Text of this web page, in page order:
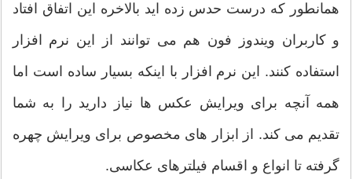
همانطور که درست حدس زده اید بالاخره این اتفاق افتاد
و کاربران ویندوز فون هم می توانند از این نرم افزار
استفاده کنند. این نرم افزار با اینکه بسیار ساده است اما
همه آنچه برای ویرایش عکس ها نیاز دارید را به شما
تقدیم می کند. از ابزار های مخصوص برای ویرایش چهره
گرفته تا انواع و اقسام فیلترهای عکاسی.